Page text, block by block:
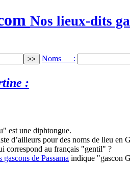
Nos lieux-dits
Noms :
:
est une diphtongue.
d’ailleurs pour des noms de lieu en
correspond au français "gentil" ?
de Passama indique "gascon